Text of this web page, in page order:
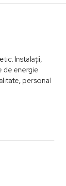
Instalații,
de energie
personal